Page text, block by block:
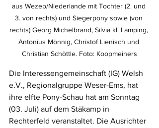
aus Wezep/Niederlande mit Tochter (2. und
3. von rechts) und Siegerpony sowie (von
rechts) Georg Michelbrand, Silvia kl. Lamping,
Antonius Mönnig, Christof Lienisch und
Christian Schöttle. Foto: Koopmeiners
Die Interessengemeinschaft (IG) Welsh
e.V., Regionalgruppe Weser-Ems, hat
ihre elfte Pony-Schau hat am Sonntag
(03. Juli) auf dem Stäkamp in
Rechterfeld veranstaltet. Die Ausrichter